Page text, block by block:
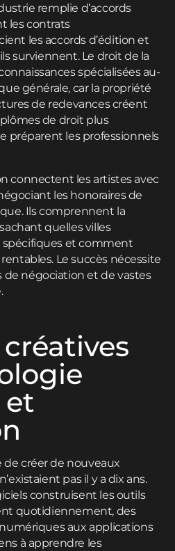
remplie d’accords
les contrats
les accords d’édition et
surviennent. Le droit de la
spécialisées au-
générale, car la propriété
de redevances créent
de droit plus
préparent les professionnels
connectent les artistes avec
les honoraires de
Ils comprennent la
quelles villes
et comment
Le succès nécessite
négociation et de vastes
et
créer de nouveaux
pas il y a dix ans.
construisent les outils
quotidiennement, des
aux applications
à apprendre les